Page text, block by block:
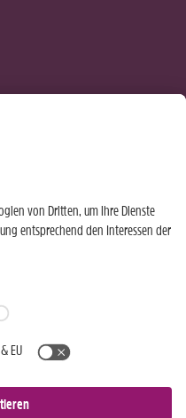
Rezeptwelt
Weinwelt